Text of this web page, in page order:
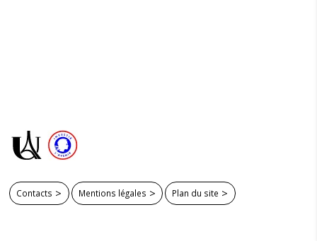
Contacts Mentions légales Plan du site